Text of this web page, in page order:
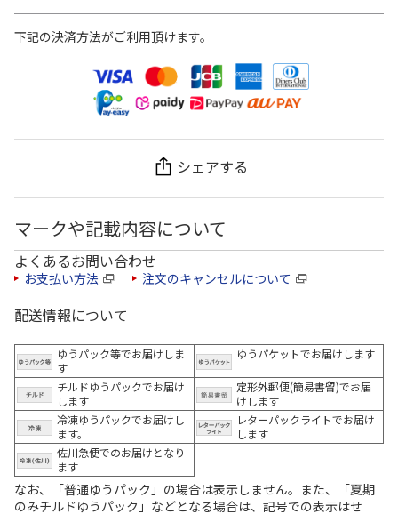
下記の決済方法がご利用頂けます。
シェアする
マークや記載内容について
よくあるお問い合わせ
お支払い方法 注文のキャンセルについて
配送情報について
ゆうパック等でお届けしま
す
ゆうパケットでお届けします
チルドゆうパックでお届け
します
定形外郵便(簡易書留)でお届
けします
冷凍ゆうパックでお届けし
ます。
レターパックライトでお届け
します
佐川急便でのお届けとなり
ます
なお、「普通ゆうパック」の場合は表示しません。また、「夏期
のみチルドゆうパック」などとなる場合は、記号での表示はせ